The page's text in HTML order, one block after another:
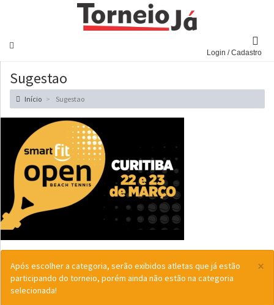
Login / Cadastro
Sugestao
Início Sugestao
×
Após escolher a categoria, serão exibidos atletas que já estão
participando do torneio, porém ainda não estão na categoria
selecionada!